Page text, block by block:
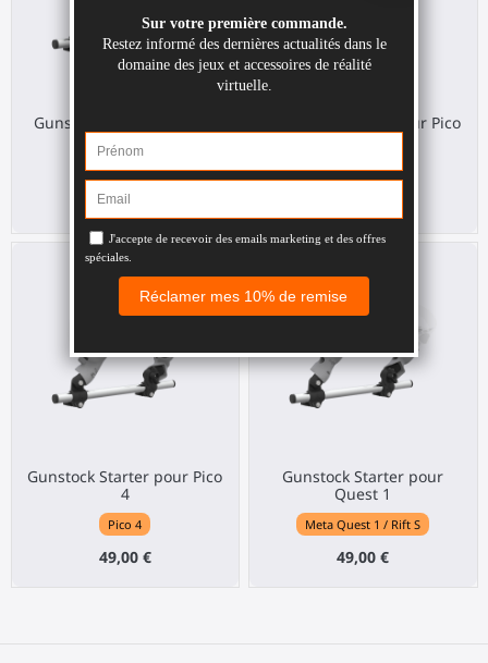
Gunstock Starter pour PS
VR 2
Sony PS VR2
49,00 €
Gunstock Starter pour Pico
4 Ultra
Pico 4 Ultra
Gunstock Starter pour Pico
4
Pico 4
49,00 €
Gunstock Starter pour
Quest 1
Meta Quest 1 / Rift S
49,00 €